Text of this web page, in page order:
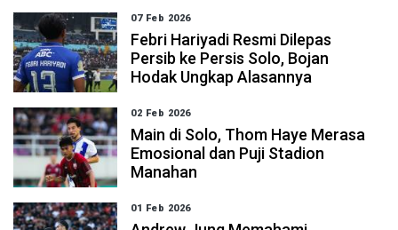
07 Feb 2026
Febri Hariyadi Resmi Dilepas
Persib ke Persis Solo, Bojan
Hodak Ungkap Alasannya
02 Feb 2026
Main di Solo, Thom Haye Merasa
Emosional dan Puji Stadion
Manahan
01 Feb 2026